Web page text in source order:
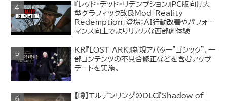
『レッド・デッド・リデンプション』PC版向け大
型グラフィック改良Mod「Reality
Redemption」登場：AI行動改善やパフォー
マンス向上でよりリアルな西部劇体験
KR『LOST ARK』新規アバター"ゴシック"、一
部コンテンツの不具合修正などを含むアップ
デートを実施。
【噂】エルデンリングのDLC『Shadow of